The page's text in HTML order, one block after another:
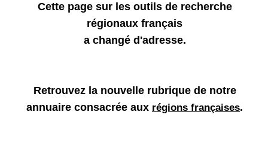
Cette page sur les outils de recherche
régionaux français
a changé d'adresse.
Retrouvez la nouvelle rubrique de notre
annuaire consacrée aux régions françaises.